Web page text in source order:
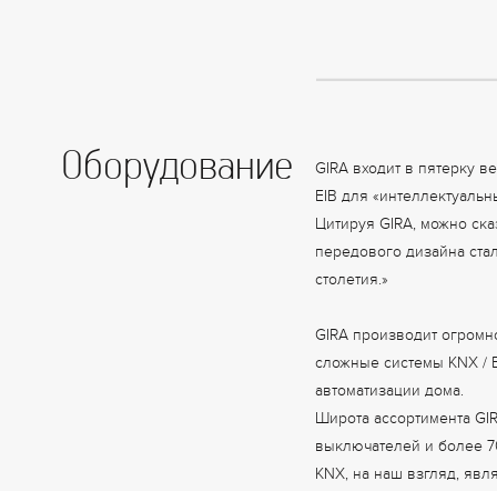
Оборудование
GIRA входит в пятерку
EIB для
Цитируя GIRA, можно
передового дизайна
столетия.»
GIRA производит
сложные системы KNX /
автоматизации дома.
Широта ассортимента
выключателей и более
KNX, на наш взгляд,